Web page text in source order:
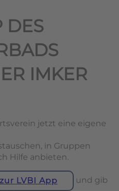
DES
IMKER
jetzt eine eigene
in Gruppen
Hilfe anbieten.
zur LVBI App
und gib